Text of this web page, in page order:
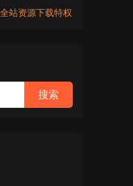
站资源下载特权